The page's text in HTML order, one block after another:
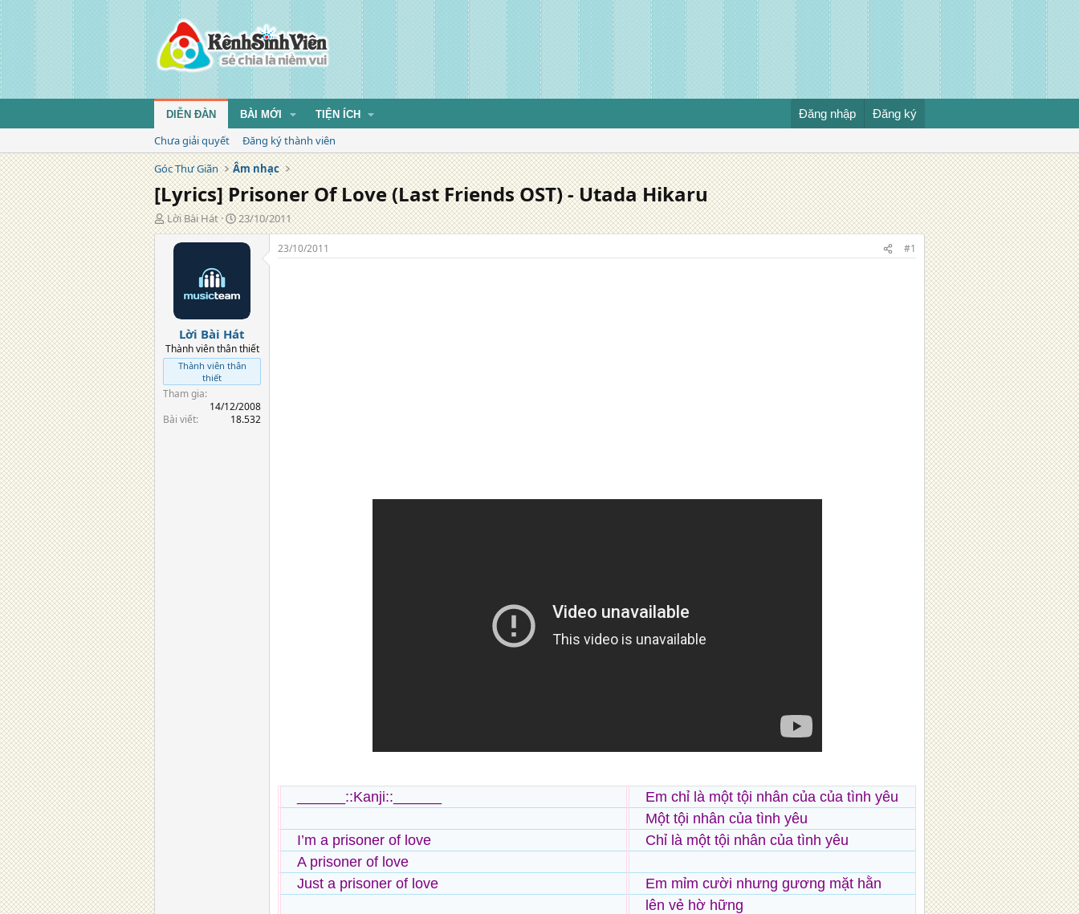
DIỄN ĐÀN BÀI MỚI TIỆN ÍCH Đăng nhập Đăng ký
Chưa giải quyết
Đăng ký thành viên
Góc Thư Giãn
Âm nhạc
[Lyrics] Prisoner Of Love (Last Friends OST) - Utada Hikaru
T
á
Lời Bài Hát
N
g
à
n
g
23/10/2011
Lời Bài Hát
Thành viên thân thiết
Thành viên thân
thiết
Tham gia
14/12/2008
Bài viết
18.532
23/10/2011 #1
______::Kanji::______
I’m a prisoner of love
A prisoner of love
Just a prisoner of love
Em chỉ là một tội nhân của của tình yêu
Một tội nhân của tình yêu
Chỉ là một tội nhân của tình yêu
Em mỉm cười nhưng gương mặt hằn
lên vẻ hờ hững